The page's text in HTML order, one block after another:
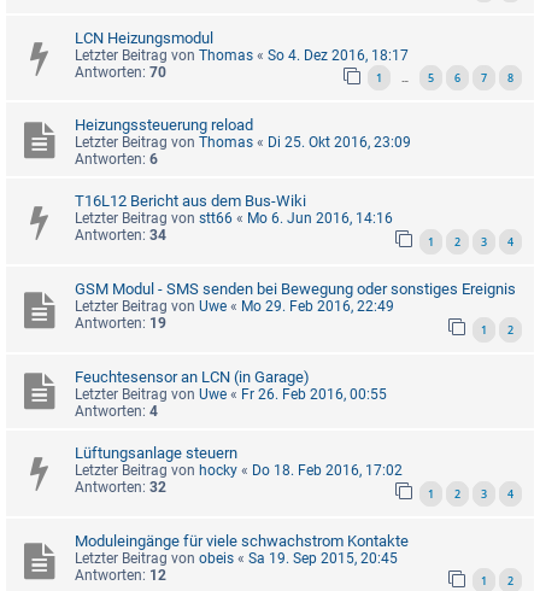
LCN Heizungsmodul
Letzter Beitrag von Thomas « So 4. Dez 2016, 18:17
Antworten: 70 1 … 5 6 7 8
Heizungssteuerung reload
Letzter Beitrag von Thomas « Di 25. Okt 2016, 23:09
Antworten: 6
T16L12 Bericht aus dem Bus-Wiki
Letzter Beitrag von stt66 « Mo 6. Jun 2016, 14:16
Antworten: 34 1 2 3 4
GSM Modul - SMS senden bei Bewegung oder sonstiges Ereignis
Letzter Beitrag von Uwe « Mo 29. Feb 2016, 22:49
Antworten: 19 1 2
Feuchtesensor an LCN (in Garage)
Letzter Beitrag von Uwe « Fr 26. Feb 2016, 00:55
Antworten: 4
Lüftungsanlage steuern
Letzter Beitrag von hocky « Do 18. Feb 2016, 17:02
Antworten: 32 1 2 3 4
Moduleingänge für viele schwachstrom Kontakte
Letzter Beitrag von obeis « Sa 19. Sep 2015, 20:45
Antworten: 12 1 2